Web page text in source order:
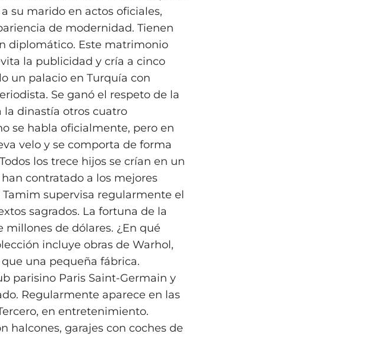
su marido en actos oficiales,
de modernidad. Tienen
diplomático. Este matrimonio
la publicidad y cría a cinco
un palacio en Turquía con
Se ganó el respeto de la
la dinastía otros cuatro
se habla oficialmente, pero en
velo y se comporta de forma
los trece hijos se crían en un
contratado a los mejores
supervisa regularmente el
sagrados. La fortuna de la
de dólares. ¿En qué
incluye obras de Warhol,
una pequeña fábrica.
parisino Paris Saint‑Germain y
Regularmente aparece en las
en entretenimiento.
halcones, garajes con coches de